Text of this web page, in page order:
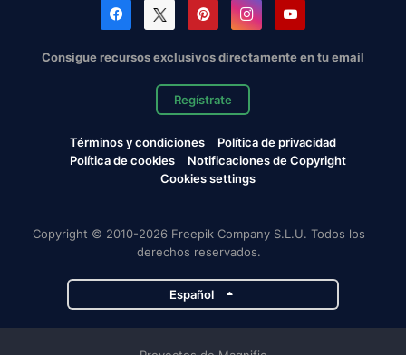
Consigue recursos exclusivos directamente en tu email
Regístrate
Términos y condiciones
Política de privacidad
Política de cookies
Notificaciones de Copyright
Cookies settings
Copyright © 2010-2026 Freepik Company S.L.U. Todos los
derechos reservados.
Español